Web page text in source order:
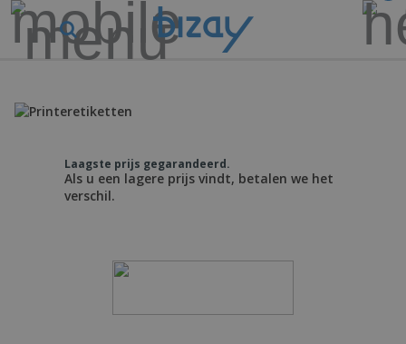
Laagste prijs gegarandeerd.
Als u een lagere prijs vindt, betalen we het
verschil.